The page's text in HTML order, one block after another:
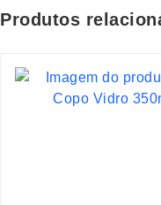
Produtos